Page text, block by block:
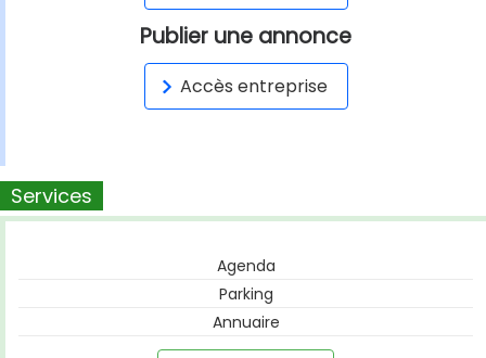
Publier une annonce
Accès entreprise
Services
Agenda
Parking
Annuaire